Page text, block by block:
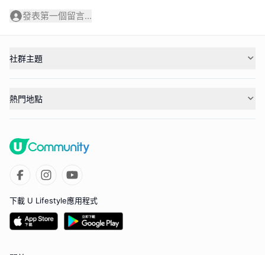
發表第一個留言...
社群主題
熱門地點
下載 U Lifestyle應用程式